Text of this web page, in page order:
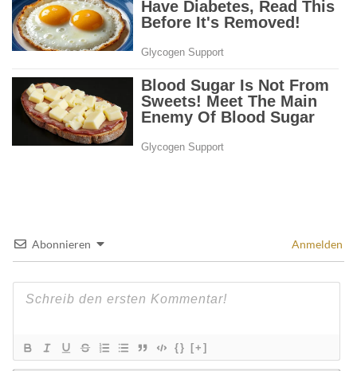
Abonnieren Anmelden
{} [+]